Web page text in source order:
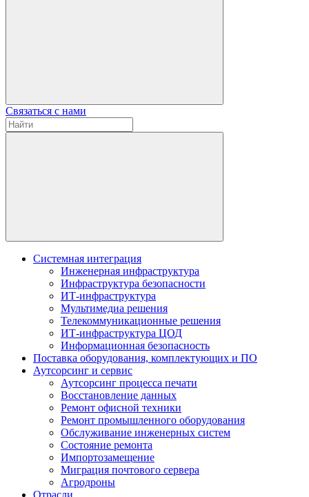
Связаться с нами
Системная интеграция
Инженерная инфраструктура
Инфраструктура безопасности
ИТ-инфраструктура
Мультимедиа решения
Телекоммуникационные решения
ИТ-инфраструктура ЦОД
Информационная безопасность
Поставка оборудования, комплектующих и ПО
Аутсорсинг и сервис
Аутсорсинг процесса печати
Восстановление данных
Ремонт офисной техники
Ремонт промышленного оборудования
Обслуживание инженерных систем
Состояние ремонта
Импортозамещение
Миграция почтового сервера
Агродроны
Отрасли